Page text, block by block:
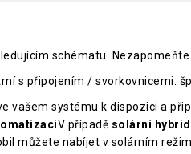
schématu. Nezapomeňte
s připojením / svorkovnicemi:
vašem systému k dispozici a
V případě solární
můžete nabíjet v solárním